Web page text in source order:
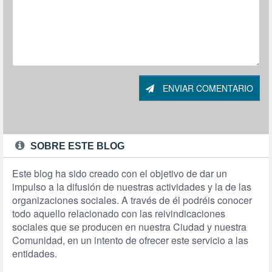
ENVIAR COMENTARIO
SOBRE ESTE BLOG
Este blog ha sido creado con el objetivo de dar un
impulso a la difusión de nuestras actividades y la de las
organizaciones sociales. A través de él podréis conocer
todo aquello relacionado con las reivindicaciones
sociales que se producen en nuestra Ciudad y nuestra
Comunidad, en un intento de ofrecer este servicio a las
entidades.